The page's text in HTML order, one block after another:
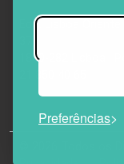
Preferências
Edif. Lisboa
1800-282 Lisboa |